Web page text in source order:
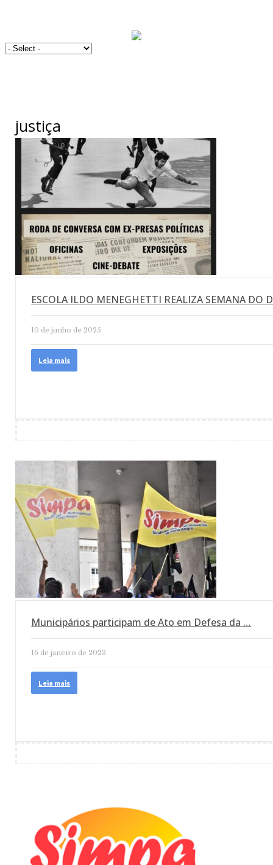
justiça
ESCOLA ILDO MENEGHETTI REALIZA SEMANA DO
10 de junho de 2025
Leia mais
Municipários participam de Ato em Defesa da …
16 de janeiro de 2023
Leia mais